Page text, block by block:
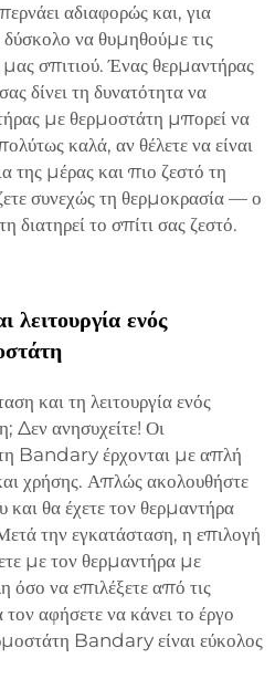
αδιαφορώς και, για
να θυμηθούμε τις
σπιτιού. Ένας θερμαντήρας
δίνει τη δυνατότητα να
με θερμοστάτη μπορεί να
καλά, αν θέλετε να είναι
της μέρας και πιο ζεστό τη
συνεχώς τη θερμοκρασία — ο
διατηρεί το σπίτι σας ζεστό.
ενός
και τη λειτουργία ενός
Δεν ανησυχείτε! Οι
Bandary έρχονται με απλή
χρήσης. Απλώς ακολουθήστε
και θα έχετε τον θερμαντήρα
την εγκατάσταση, η επιλογή
με τον θερμαντήρα με
όσο να επιλέξετε από τις
αφήσετε να κάνει το έργο
Bandary είναι εύκολος